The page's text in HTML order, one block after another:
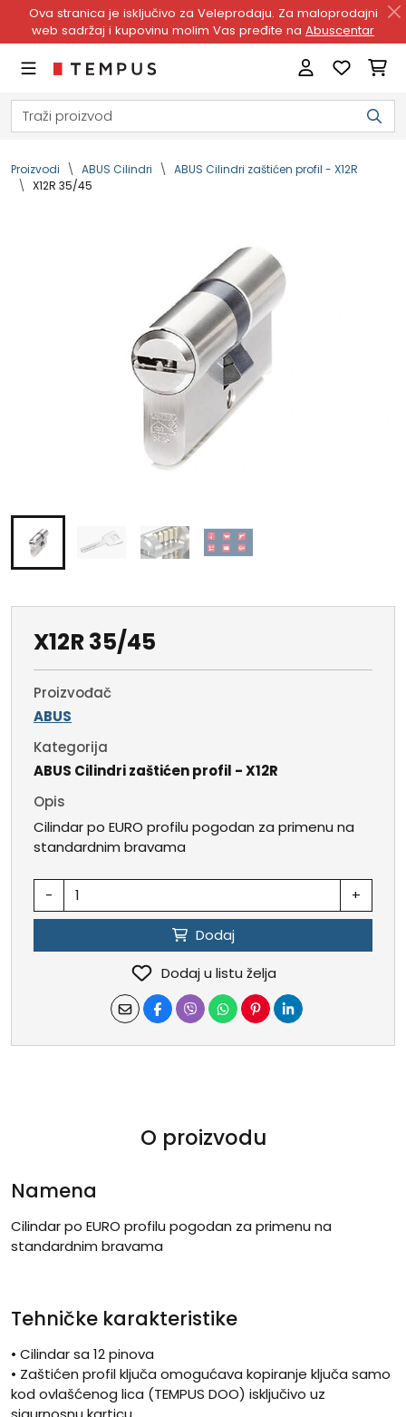
Ova stranica je isključivo za Veleprodaju. Za maloprodajni
web sadržaj i kupovinu molim Vas pređite na Abuscentar
Proizvodi ABUS Cilindri
ABUS Cilindri zaštićen profil - X12R
X12R 35/45
X12R 35/45
Proizvođač
ABUS
Kategorija
ABUS Cilindri zaštićen profil - X12R
Opis
Cilindar po EURO profilu pogodan za primenu na
standardnim bravama
- +
Dodaj
Dodaj u listu želja
O proizvodu
Namena
Cilindar po EURO profilu pogodan za primenu na
standardnim bravama
Tehničke karakteristike
• Cilindar sa 12 pinova
• Zaštićen profil ključa omogućava kopiranje ključa samo
kod ovlašćenog lica (TEMPUS DOO) isključivo uz